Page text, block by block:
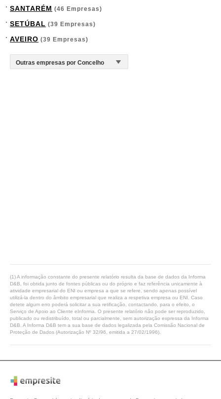
SANTARÉM (46 Empresas)
SETÚBAL (39 Empresas)
AVEIRO (39 Empresas)
(1) A informação constante do presente relatório resulta da base de dados da Informa
D&B, foi obtida junto de fontes públicas ou do próprio e faz referência unicamente à
atividade empresarial do ENI ou empresa a que se refere, sendo apenas possível
utilizá-la dentro do âmbito empresarial que realiza a respetiva empresa ou ENI. Caso
detete algum erro poderá solicitar a sua retificação, contactando, para o efeito, o
Serviço de Apoio ao Cliente eInforma. O presente relatório não pode ser reproduzido,
publicado ou redistribuído, total ou parcialmente, sem autorização expressa da Informa
D&B. A Informa D&B tem a sua base de dados legalizada pela Comissão Nacional de
Proteção de Dados (Autorização Nº 32/96, emitida a 27/02/1996).